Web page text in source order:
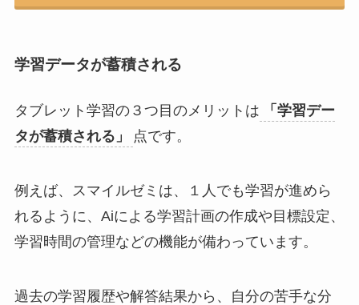
学習データが蓄積される
タブレット学習の３つ目のメリットは
「学習デー
タが蓄積される」
点です。
例えば、スマイルゼミは、１人でも学習が進めら
れるように、Aiによる学習計画の作成や目標設定、
学習時間の管理などの機能が備わっています。
過去の学習履歴や解答結果から、自分の苦手な分